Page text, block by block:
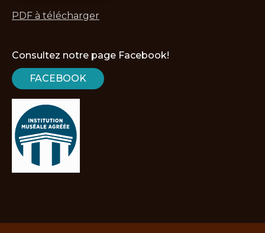
PDF à télécharger
Consultez notre page Facebook!
FACEBOOK